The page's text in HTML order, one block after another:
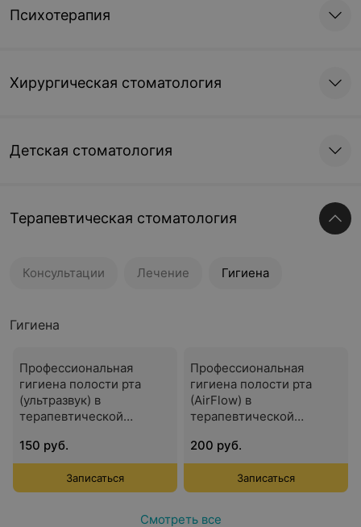
Психотерапия
Хирургическая стоматология
Детская стоматология
Терапевтическая стоматология
Консультации Лечение Гигиена
Гигиена
Профессиональная
гигиена полости рта
(ультразвук) в
терапевтической
150 руб.
Записаться
Профессиональная
гигиена полости рта
(AirFlow) в
терапевтической
200 руб.
Записаться
Смотреть все